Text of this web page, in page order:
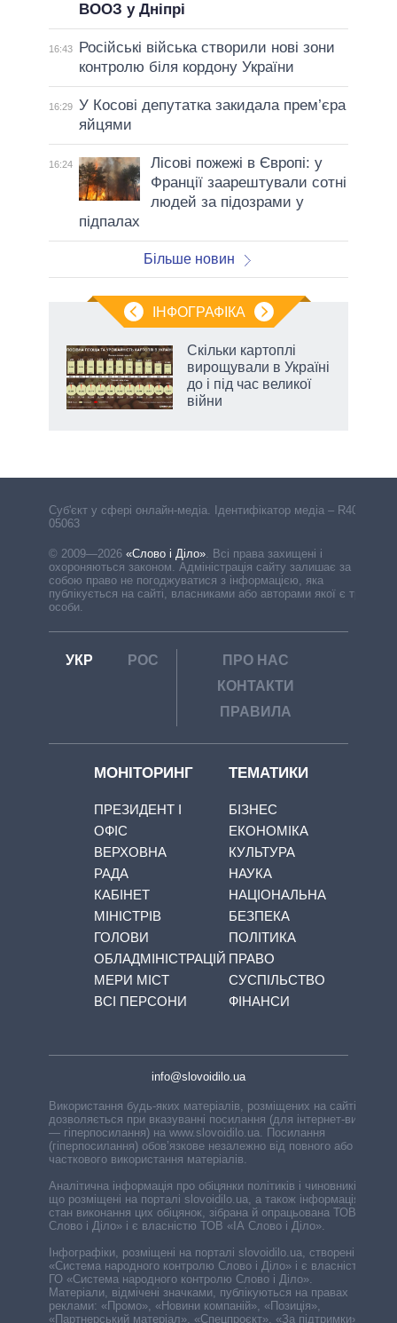
ВООЗ у Дніпрі
16:43
Російські війська створили нові зони
контролю біля кордону України
16:29 У Косові депутатка закидала прем’єра
яйцями
16:24
Лісові пожежі в Європі: у
Франції заарештували сотні
людей за підозрами у
підпалах
Більше новин
ІНФОГРАФІКА
Скільки картоплі
вирощували в Україні
до і під час великої
війни
Cуб'єкт у сфері онлайн-медіа. Ідентифікатор медіа – R40-
05063
© 2009—2026 «Слово і Діло». Всі права захищені і
охороняються законом. Адміністрація сайту залишає за
собою право не погоджуватися з інформацією, яка
публікується на сайті, власниками або авторами якої є треті
особи.
УКР РОС
ПРО НАС
КОНТАКТИ
ПРАВИЛА
МОНІТОРИНГ
ПРЕЗИДЕНТ І
ОФІС
ВЕРХОВНА
РАДА
КАБІНЕТ
МІНІСТРІВ
ГОЛОВИ
ОБЛАДМІНІСТРАЦІЙ
МЕРИ МІСТ
ВСІ ПЕРСОНИ
ТЕМАТИКИ
БІЗНЕС
ЕКОНОМІКА
КУЛЬТУРА
НАУКА
НАЦІОНАЛЬНА
БЕЗПЕКА
ПОЛІТИКА
ПРАВО
СУСПІЛЬСТВО
ФІНАНСИ
info@slovoidilo.ua
Використання будь-яких матеріалів, розміщених на сайті,
дозволяється при вказуванні посилання (для інтернет-видань
— гіперпосилання) на www.slovoidilo.ua. Посилання
(гіперпосилання) обов’язкове незалежно від повного або
часткового використання матеріалів.
Аналітична інформація про обіцянки політиків і чиновників,
що розміщені на порталі slovoidilo.ua, а також інформація про
стан виконання цих обіцянок, зібрана й опрацьована ТОВ «ІА
Слово і Діло» і є власністю ТОВ «ІА Слово і Діло».
Інфографіки, розміщені на порталі slovoidilo.ua, створені ГО
«Система народного контролю Слово і Діло» і є власністю
ГО «Система народного контролю Слово і Діло».
Матеріали, відмічені значками, публікуються на правах
реклами: «Промо», «Новини компаній», «Позиція»,
«Партнерський матеріал», «Спецпроєкт», «За підтримки».